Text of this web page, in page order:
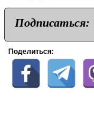
Подписаться:
Поделиться: